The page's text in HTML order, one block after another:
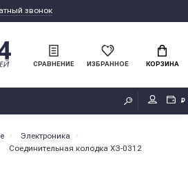
звонок
СРАВНЕНИЕ ИЗБРАННОЕ КОРЗИНА
₽
Электроника
Соединительная колодка ХЗ-0312